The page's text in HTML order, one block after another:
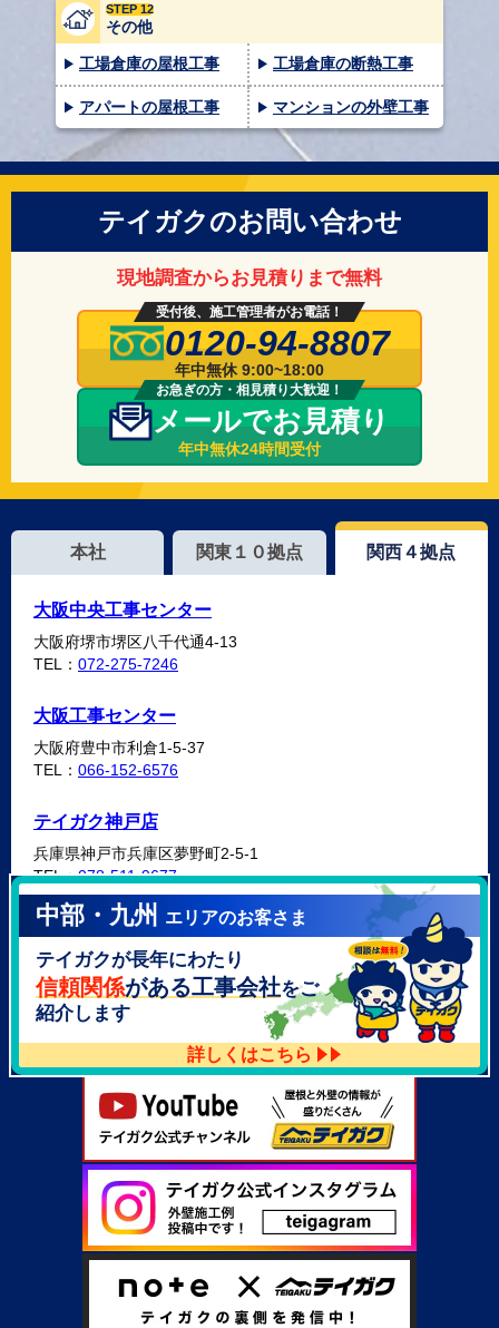
STEP 12
その他
工場倉庫の屋根工事 工場倉庫の断熱工事
アパートの屋根工事 マンションの外壁工事
テイガクのお問い合わせ
現地調査からお見積りまで無料
受付後、施工管理者がお電話！
0120-94-8807
年中無休 9:00~18:00
お急ぎの方・相見積り大歓迎！
メールでお見積り
年中無休24時間受付
本社 関東１０拠点 関西４拠点
大阪中央工事センター
大阪府堺市堺区八千代通4-13
TEL： 072-275-7246
大阪工事センター
大阪府豊中市利倉1-5-37
TEL： 066-152-6576
テイガク神戸店
兵庫県神戸市兵庫区夢野町2-5-1
TEL：078-511-9677
テイガク泉北・泉南店
大阪府泉北郡忠岡町高月南3-14
TEL：072-521-2637
中部・九州 エリアのお客さま
テイガクが長年にわたり
信頼関係がある工事会社をご
紹介します
詳しくはこちら